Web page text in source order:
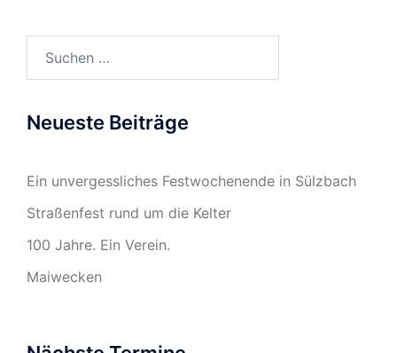
Neueste Beiträge
Ein unvergessliches Festwochenende in Sülzbach
Straßenfest rund um die Kelter
100 Jahre. Ein Verein.
Maiwecken